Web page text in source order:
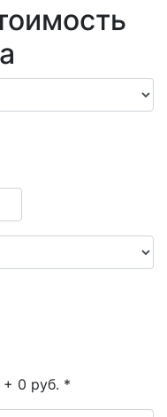
+ 0 руб. *